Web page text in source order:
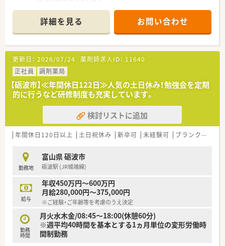
度に対応しております
■薬剤師は常勤2名、事務員は常勤1名の合計3名体制で日々の業
務に従事しています
【想定される業務内容】
■主な業務は、処方箋に基づいた調剤、監査、患者様への服薬指
導などとなっております
■内科の処方箋をメインに扱うため、専門的な知識を深めながら
業務に取り組むことができます
■電子薬歴や監査システムを活用し、過誤を防ぎながら効率的に
業務を進めることが可能です
【こんな方にオススメ】
■プライベートの時間も大切にしたい方には、年間休日が多く残
■安定した経営基盤のある会社で、安心して長く働き続けたいと
考えている方におすすめです
■調剤経験が浅くても、しっかりとした教育制度のもとでスキル
アップしたい方に最適です
【やりがい/おすすめポイント】
■地域の患者様との距離が近く、信頼関係を築きながら日々の業
務に取り組める点が魅力です
■最新の調剤機器が導入されているため、対人業務に集中でき、
薬剤師としての価値を発揮できます
詳細を見る お問い合わせ
更新日： 2026/07/24 薬剤師求人ID： 11640
正社員
調剤薬局
【砺波市】≪年間休日122日≫人気の土日休み！勉強会を定期
的に行うなど研修制度も充実しています。
検討リストに追加
年間休日120日以上 土日祝休み 新卒可 未経験可 ブランク可
勤務地
富山県 砺波市
砺波駅 (JR城端線)
給与
年収450万円～600万円
月給280,000円～375,000円
※ご経験・ご年齢等を考慮のうえ決定
勤務
時間
月火水木金/08:45～18:00(休憩60分)
※週平均40時間を基本とする1ヵ月単位の変形労働時
間制勤務